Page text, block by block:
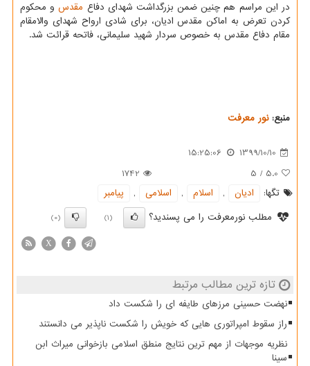
در این مراسم هم چنین ضمن بزرگداشت شهدای دفاع مقدسو محکوم
کردن تعرض به اماکن مقدس ادیان، برای شادی ارواح شهدای والامقام
مقام دفاع مقدس به خصوص سردار شهید سلیمانی، فاتحه قرائت شد.
منبع:نور معرفت
1399/10/10
15:25:06
5.0
/
5
1742
تگها:
ادیان , اسلام , اسلامی ,
پیامبر
مطلب نورمعرفت را می پسندید؟
(1)
(0)
X
تازه ترین مطالب مرتبط
نهضت حسینی مرزهای طایفه ای را شکست داد
راز سقوط امپراتوری هایی که خویش را شکست ناپذیر می دانستند
نظریه موجهات از مهم ترین نتایج منطق اسلامی بازخوانی میراث ابن
سینا